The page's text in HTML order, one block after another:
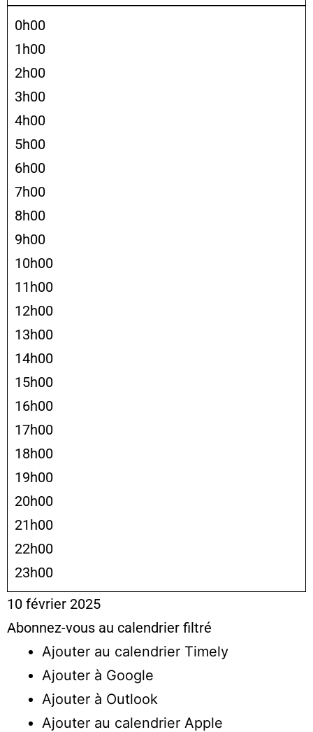
0h00
1h00
2h00
3h00
4h00
5h00
6h00
7h00
8h00
9h00
10h00
11h00
12h00
13h00
14h00
15h00
16h00
17h00
18h00
19h00
20h00
21h00
22h00
23h00
10 février 2025
Abonnez-vous au calendrier filtré
Ajouter au calendrier Timely
Ajouter à Google
Ajouter à Outlook
Ajouter au calendrier Apple